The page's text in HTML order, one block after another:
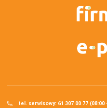
tel. serwisowy: 61 307 00 77 (08:00